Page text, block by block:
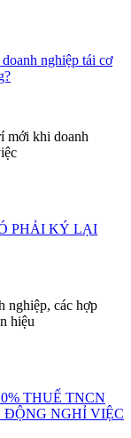
nghiệp tái cơ
mới khi doanh
PHẢI KÝ LẠI
nghiệp, các hợp
hiệu
THUẾ TNCN
NGHỈ VIỆC